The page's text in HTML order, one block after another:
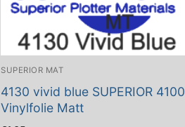
SUPERIOR MAT
4130 vivid blue SUPERIOR 4100
Vinylfolie Matt